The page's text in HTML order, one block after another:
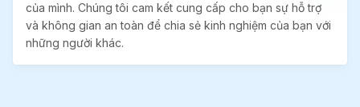
của mình. Chúng tôi cam kết cung cấp cho bạn sự hỗ trợ
và không gian an toàn để chia sẻ kinh nghiệm của bạn với
những người khác.